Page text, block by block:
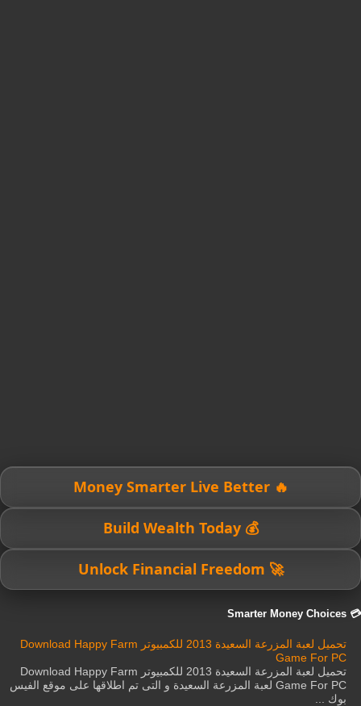
🔥 Money Smarter Live Better
💰 Build Wealth Today
🚀 Unlock Financial Freedom
💳 Smarter Money Choices
تحميل لعبة المزرعة السعيدة 2013 للكمبيوتر Download Happy Farm
Game For PC
تحميل لعبة المزرعة السعيدة 2013 للكمبيوتر Download Happy Farm
Game For PC لعبة المزرعة السعيدة و التى تم اطلاقها على موقع الفيس
بوك ...